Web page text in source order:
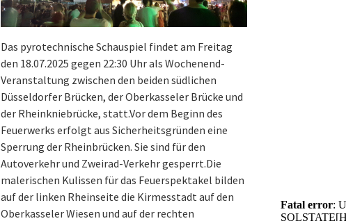
Das pyrotechnische Schauspiel findet am Freitag
den 18.07.2025 gegen 22:30 Uhr als Wochenend-
Veranstaltung zwischen den beiden südlichen
Düsseldorfer Brücken, der Oberkasseler Brücke und
der Rheinkniebrücke, statt.Vor dem Beginn des
Feuerwerks erfolgt aus Sicherheitsgründen eine
Sperrung der Rheinbrücken. Sie sind für den
Autoverkehr und Zweirad-Verkehr gesperrt.Die
malerischen Kulissen für das Feuerspektakel bilden
auf der linken Rheinseite die Kirmesstadt auf den
Oberkasseler Wiesen und auf der rechten